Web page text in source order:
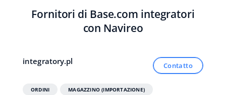
Calcolatore dei vantaggi
Contatto
español (MX)
Italiano
Fornitori di Base.com integratori
con Navireo
integratory.pl Contatto
ORDINI MAGAZZINO (IMPORTAZIONE)